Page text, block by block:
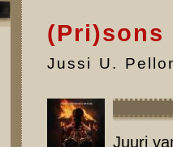
(Pri)sons
Jussi U.
Juuri